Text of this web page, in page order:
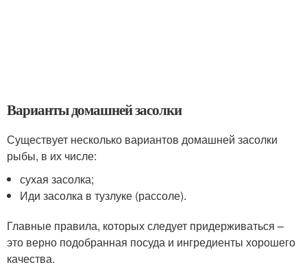
Варианты домашней засолки
Существует несколько вариантов домашней засолки
рыбы, в их числе:
сухая засолка;
Иди засолка в тузлуке (рассоле).
Главные правила, которых следует придерживаться –
это верно подобранная посуда и ингредиенты хорошего
качества.